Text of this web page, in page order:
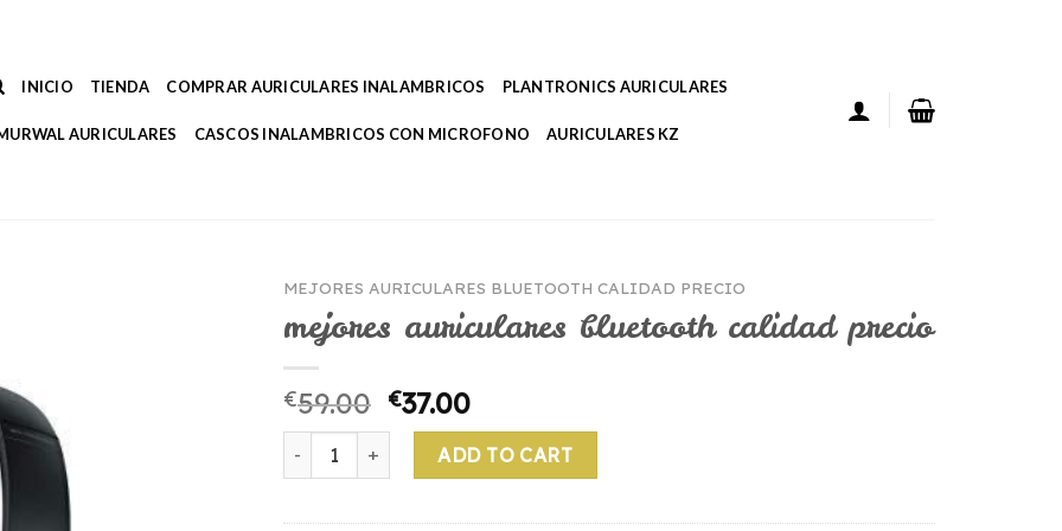
INICIO TIENDA COMPRAR AURICULARES INALAMBRICOS PLANTRONICS AURICULARES
AURICULARES CASCOS INALAMBRICOS CON MICROFONO AURICULARES KZ
MEJORES AURICULARES BLUETOOTH CALIDAD PRECIO
mejores auriculares bluetooth calidad precio
€59.00 €37.00
mejores auriculares bluetooth calidad precio quantity
ADD TO CART